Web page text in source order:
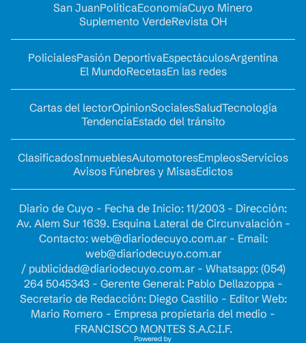
San JuanPolíticaEconomíaCuyo Minero
Suplemento VerdeRevista OH
PolicialesPasión DeportivaEspectáculosArgentina
El MundoRecetasEn las redes
Cartas del lectorOpinionSocialesSaludTecnología
TendenciaEstado del tránsito
ClasificadosInmueblesAutomotoresEmpleosServicios
Avisos Fúnebres y MisasEdictos
Diario de Cuyo - Fecha de Inicio: 11/2003 - Dirección:
Av. Alem Sur 1639. Esquina Lateral de Circunvalación -
Contacto: web@diariodecuyo.com.ar- Email:
web@diariodecuyo.com.ar
/ publicidad@diariodecuyo.com.ar- Whatsapp: (054)
264 5045343 - Gerente General: Pablo Dellazoppa -
Secretario de Redacción: Diego Castillo - Editor Web:
Mario Romero - Empresa propietaria del medio -
FRANCISCO MONTES S.A.C.I.F.